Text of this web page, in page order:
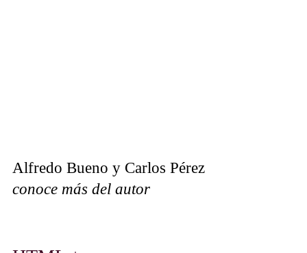
Alfredo Bueno y Carlos Pérez
conoce más del autor